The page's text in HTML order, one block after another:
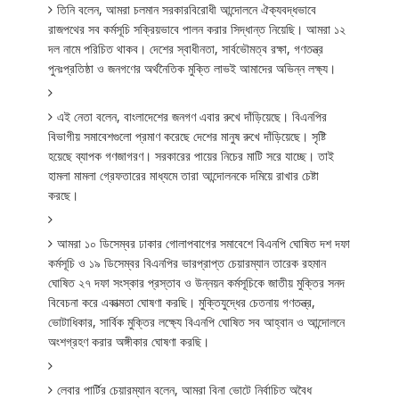
তিনি বলেন, আমরা চলমান সরকারবিরোধী আন্দোলনে ঐক্যবদ্ধভাবে
রাজপথের সব কর্মসূচি সক্রিয়ভাবে পালন করার সিদ্ধান্ত নিয়েছি। আমরা ১২
দল নামে পরিচিত থাকব। দেশের স্বাধীনতা, সার্বভৌমত্ব রক্ষা, গণতন্ত্র
পুনঃপ্রতিষ্ঠা ও জনগণের অর্থনৈতিক মুক্তি লাভই আমাদের অভিন্ন লক্ষ্য।
এই নেতা বলেন, বাংলাদেশের জনগণ এবার রুখে দাঁড়িয়েছে। বিএনপির
বিভাগীয় সমাবেশগুলো প্রমাণ করেছে দেশের মানুষ রুখে দাঁড়িয়েছে। সৃষ্টি
হয়েছে ব্যাপক গণজাগরণ। সরকারের পায়ের নিচের মাটি সরে যাচ্ছে। তাই
হামলা মামলা গ্রেফতারের মাধ্যমে তারা আন্দোলনকে দমিয়ে রাখার চেষ্টা
করছে।
আমরা ১০ ডিসেম্বর ঢাকার গোলাপবাগের সমাবেশে বিএনপি ঘোষিত দশ দফা
কর্মসূচি ও ১৯ ডিসেম্বর বিএনপির ভারপ্রাপ্ত চেয়ারম্যান তারেক রহমান
ঘোষিত ২৭ দফা সংস্কার প্রস্তাব ও উন্নয়ন কর্মসূচিকে জাতীয় মুক্তির সনদ
বিবেচনা করে একাত্মতা ঘোষণা করছি। মুক্তিযুদ্ধের চেতনায় গণতন্ত্র,
ভোটাধিকার, সার্বিক মুক্তির লক্ষ্যে বিএনপি ঘোষিত সব আহ্বান ও আন্দোলনে
অংশগ্রহণ করার অঙ্গীকার ঘোষণা করছি।
লেবার পার্টির চেয়ারম্যান বলেন, আমরা বিনা ভোটে নির্বাচিত অবৈধ